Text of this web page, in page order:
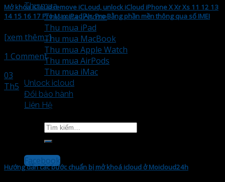
Thu mua
Thu mua iPhone
Thu mua iPad
Thu mua MacBook
Thu mua Apple Watch
Thu mua AirPods
Thu mua iMac
Unlock icloud
Đổi bảo hành
Liên Hệ
Tìm
kiếm:
Facebook
Mở khóa iCloud remove iCLoud, unlock iCloud iPhone X Xr Xs 11 12 13
14 15 16 17 Pro Max iPad Air, Pro Bằng phần mền thông qua số IMEI
[xem thêm...]
1 Comment
03
Th5
Hướng dẫn các bước chuẩn bị mở khoá icloud ở Moicloud24h